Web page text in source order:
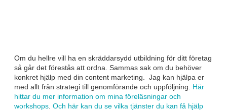
Om du hellre vill ha en skräddarsydd utbildning för ditt företag
så går det förestås att ordna. Sammas sak om du behöver
konkret hjälp med din content marketing. Jag kan hjälpa er
med allt från strategi till genomförande och uppföljning. Här
hittar du mer information om mina föreläsningar och
workshops. Och här kan du se vilka tjänster du kan få hjälp